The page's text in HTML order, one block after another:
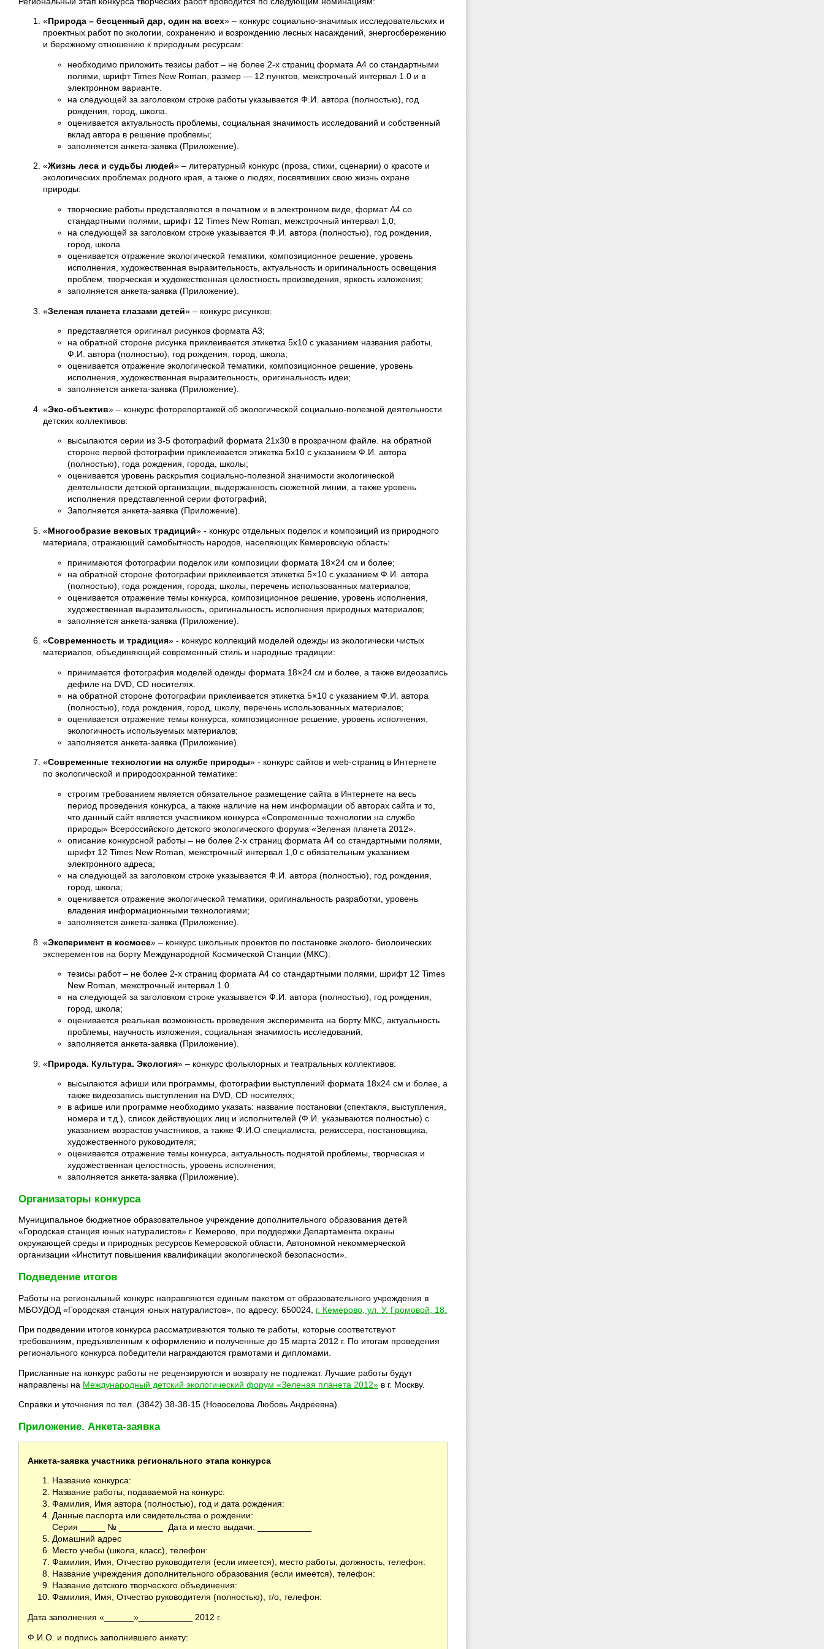
« Природа – бесценный дар, один на всех» – конкурс социально-значимых исследовательских и
проектных работ по экологии, сохранению и возрождению лесных насаждений, энергосбережению
и бережному отношению к природным ресурсам:
необходимо приложить тезисы работ – не более 2-х страниц формата А4 со стандартными
полями, шрифт Times New Roman, размер — 12 пунктов, межстрочный интервал 1.0 и в
электронном варианте.
на следующей за заголовком строке работы указывается Ф.И. автора (полностью), год
рождения, город, школа.
оценивается актуальность проблемы, социальная значимость исследований и собственный
вклад автора в решение проблемы;
заполняется анкета-заявка (Приложение).
«Жизнь леса и судьбы людей» – литературный конкурс (проза, стихи, сценарии) о красоте и
экологических проблемах родного края, а также о людях, посвятивших свою жизнь охране
природы:
творческие работы представляются в печатном и в электронном виде, формат А4 со
стандартными полями, шрифт 12 Times New Roman, межстрочный интервал 1,0;
на следующей за заголовком строке указывается Ф.И. автора (полностью), год рождения,
город, школа.
оценивается отражение экологической тематики, композиционное решение, уровень
исполнения, художественная выразительность, актуальность и оригинальность освещения
проблем, творческая и художественная целостность произведения, яркость изложения;
заполняется анкета-заявка (Приложение).
«Зеленая планета глазами детей» – конкурс рисунков:
представляется оригинал рисунков формата А3;
на обратной стороне рисунка приклеивается этикетка 5х10 с указанием названия работы,
Ф.И. автора (полностью), год рождения, город, школа;
оценивается отражение экологической тематики, композиционное решение, уровень
исполнения, художественная выразительность, оригинальность идеи;
заполняется анкета-заявка (Приложение).
«Эко-объектив» – конкурс фоторепортажей об экологической социально-полезной деятельности
детских коллективов:
высылаются серии из 3-5 фотографий формата 21х30 в прозрачном файле. на обратной
стороне первой фотографии приклеивается этикетка 5х10 с указанием Ф.И. автора
(полностью), года рождения, города, школы;
оценивается уровень раскрытия социально-полезной значимости экологической
деятельности детской организации, выдержанность сюжетной линии, а также уровень
исполнения представленной серии фотографий;
Заполняется анкета-заявка (Приложение).
« Многообразие вековых традиций» - конкурс отдельных поделок и композиций из природного
материала, отражающий самобытность народов, населяющих Кемеровскую область:
принимаются фотографии поделок или композиции формата 18×24 см и более;
на обратной стороне фотографии приклеивается этикетка 5×10 с указанием Ф.И. автора
(полностью), года рождения, города, школы, перечень использованных материалов;
оценивается отражение темы конкурса, композиционное решение, уровень исполнения,
художественная выразительность, оригинальность исполнения природных материалов;
заполняется анкета-заявка (Приложение).
«Современность и традиция» - конкурс коллекций моделей одежды из экологически чистых
материалов, объединяющий современный стиль и народные традиции:
принимается фотография моделей одежды формата 18×24 см и более, а также видеозапись
дефиле на DVD, CD носителях.
на обратной стороне фотографии приклеивается этикетка 5×10 с указанием Ф.И. автора
(полностью), года рождения, город, школу, перечень использованных материалов;
оценивается отражение темы конкурса, композиционное решение, уровень исполнения,
экологичность используемых материалов;
заполняется анкета-заявка (Приложение).
«Современные технологии на службе природы» - конкурс сайтов и web-страниц в Интернете
по экологической и природоохранной тематике:
строгим требованием является обязательное размещение сайта в Интернете на весь
период проведения конкурса, а также наличие на нем информации об авторах сайта и то,
что данный сайт является участником конкурса «Современные технологии на службе
природы» Всероссийского детского экологического форума «Зеленая планета 2012».
описание конкурсной работы – не более 2-х страниц формата А4 со стандартными полями,
шрифт 12 Times New Roman, межстрочный интервал 1,0 с обязательным указанием
электронного адреса;
на следующей за заголовком строке указывается Ф.И. автора (полностью), год рождения,
город, школа;
оценивается отражение экологической тематики, оригинальность разработки, уровень
владения информационными технологиями;
заполняется анкета-заявка (Приложение).
«Эксперимент в космосе» – конкурс школьных проектов по постановке эколого- биолоических
эксперементов на борту Международной Космической Станции (МКС):
тезисы работ – не более 2-х страниц формата А4 со стандартными полями, шрифт 12 Times
New Roman, межстрочный интервал 1.0.
на следующей за заголовком строке указывается Ф.И. автора (полностью), год рождения,
город, школа;
оценивается реальная возможность проведения эксперимента на борту МКС, актуальность
проблемы, научность изложения, социальная значимость исследований;
заполняется анкета-заявка (Приложение).
«Природа. Культура. Экология» – конкурс фольклорных и театральных коллективов:
высылаются афиши или программы, фотографии выступлений формата 18х24 см и более, а
также видеозапись выступления на DVD, CD носителях;
в афише или программе необходимо указать: название постановки (спектакля, выступления,
номера и т.д.), список действующих лиц и исполнителей (Ф.И. указываются полностью) с
указанием возрастов участников, а также Ф.И.О специалиста, режиссера, постановщика,
художественного руководителя;
оценивается отражение темы конкурса, актуальность поднятой проблемы, творческая и
художественная целостность, уровень исполнения;
заполняется анкета-заявка (Приложение).
Организаторы конкурса
Муниципальное бюджетное образовательное учреждение дополнительного образования детей
«Городская станция юных натуралистов» г. Кемерово, при поддержки Департамента охраны
окружающей среды и природных ресурсов Кемеровской области, Автономной некоммерческой
организации «Институт повышения квалификации экологической безопасности».
Подведение итогов
Работы на региональный конкурс направляются единым пакетом от образовательного учреждения в
МБОУДОД «Городская станция юных натуралистов», по адресу: 650024, г. Кемерово, ул. У. Громовой, 18.
При подведении итогов конкурса рассматриваются только те работы, которые соответствуют
требованиям, предъявленным к оформлению и полученные до 15 марта 2012 г. По итогам проведения
регионального конкурса победители награждаются грамотами и дипломами.
Присланные на конкурс работы не рецензируются и возврату не подлежат. Лучшие работы будут
направлены на Международный детский экологический форум «Зеленая планета 2012» в г. Москву.
Справки и уточнения по тел. (3842) 38-38-15 (Новоселова Любовь Андреевна).
Приложение. Анкета-заявка
Анкета-заявка участника регионального этапа конкурса
Название конкурса:
Название работы, подаваемой на конкурс:
Фамилия, Имя автора (полностью), год и дата рождения:
Данные паспорта или свидетельства о рождении:
Серия _____ № _________ Дата и место выдачи: ___________
Домашний адрес
Место учебы (школа, класс), телефон:
Фамилия, Имя, Отчество руководителя (если имеется), место работы, должность, телефон:
Название учреждения дополнительного образования (если имеется), телефон:
Название детского творческого объединения:
Фамилия, Имя, Отчество руководителя (полностью), т/о, телефон:
Дата заполнения «______»___________ 2012 г.
Ф.И.О. и подпись заполнившего анкету: